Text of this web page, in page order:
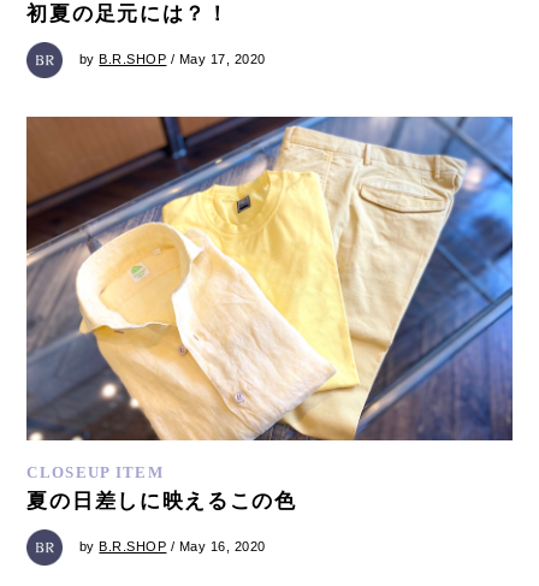
初夏の足元には？！
byB.R.SHOP / May 17, 2020
CLOSEUP ITEM
夏の日差しに映えるこの色
byB.R.SHOP / May 16, 2020